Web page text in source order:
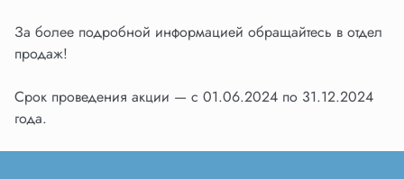
За более подробной информацией обращайтесь в отдел
продаж!
Срок проведения акции — с 01.06.2024 по 31.12.2024
года.